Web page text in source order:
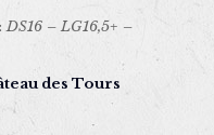
:DS16 – LG16,5+ –
des Tours